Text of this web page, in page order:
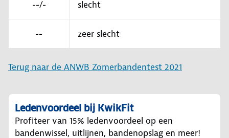
--/- slecht
-- zeer slecht
Terug naar de ANWB Zomerbandentest 2021
Ledenvoordeel bij KwikFit
Profiteer van 15% ledenvoordeel op een
bandenwissel, uitlijnen, bandenopslag en meer!